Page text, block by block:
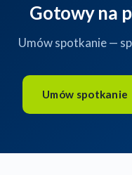
Gotowy na
Umów spotkanie —
Umów spotkanie